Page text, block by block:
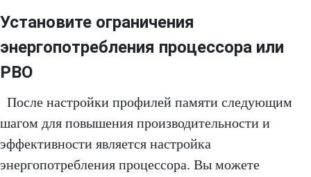
Установите ограничения
энергопотребления процессора или
PBO
После настройки профилей памяти следующим
шагом для повышения производительности и
эффективности является настройка
энергопотребления процессора. Вы можете